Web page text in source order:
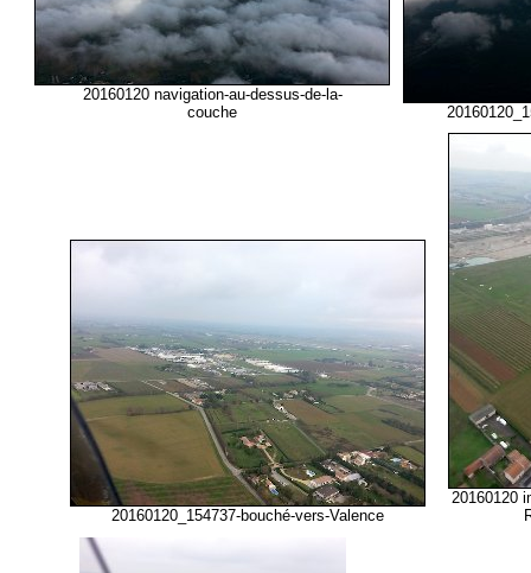
20160120 navigation-au-dessus-de-la-
couche
20160120_154737-bouché-vers-Valence
20160120